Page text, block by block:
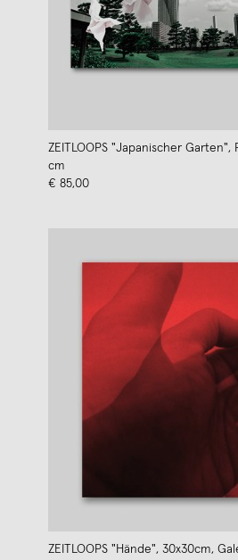
ZEITLOOPS "Japanischer
cm
€ 85,00
ZEITLOOPS "Hände", 30x30cm,